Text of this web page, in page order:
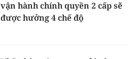
vận hành chính quyền 2 cấp sẽ
được hưởng 4 chế độ